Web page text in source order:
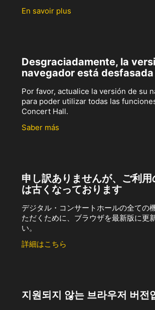
En savoir plus
Desgraciadamente, la
navegador está desfasada
Por favor, actualice la versión de su
para poder utilizar todas las
Concert Hall.
Saber más
申し訳ありませんが、ご利
は古くなっております
デジタル・コンサートホールの全ての
ただくために、ブラウザを最新版に更
い。
詳細はこちら
지원되지 않는 브라우저 버전